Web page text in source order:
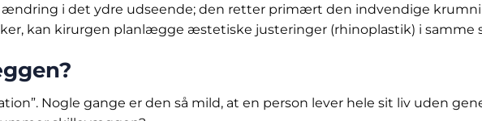
i det ydre udseende; den retter primært den indvendige
kan kirurgen planlægge æstetiske justeringer (rhinoplastik) i samme
Nogle gange er den så mild, at en person lever hele sit liv uden